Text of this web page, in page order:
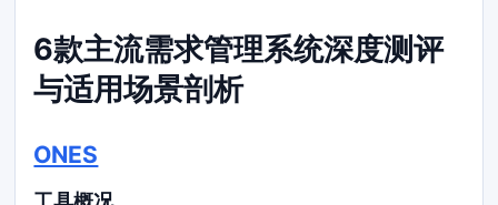
6款主流需求管理系统深度测评
与适用场景剖析
ONES